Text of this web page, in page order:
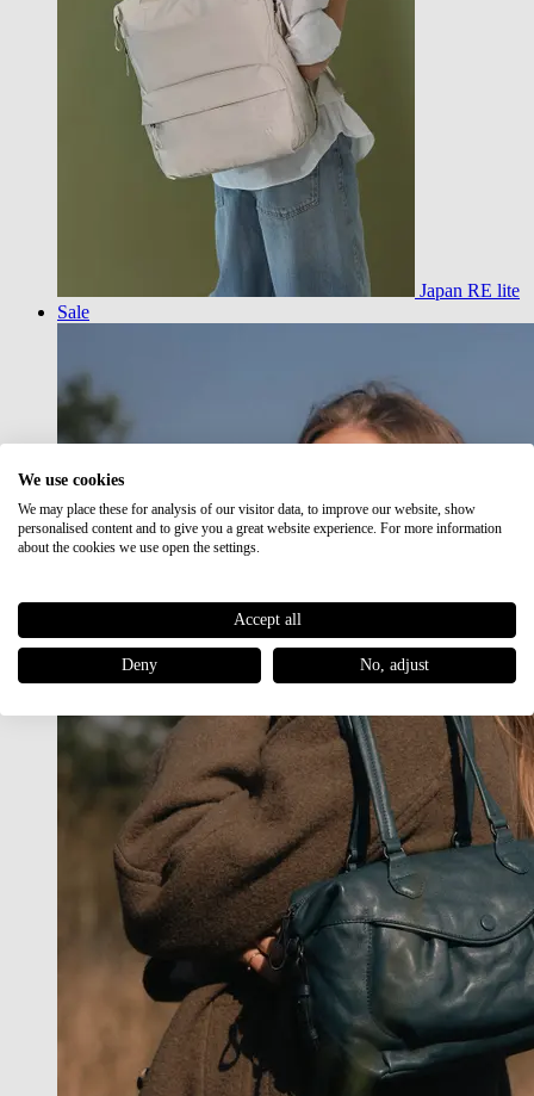
Japan RE lite
Sale
We use cookies
We may place these for analysis of our visitor data, to improve our website, show
personalised content and to give you a great website experience. For more information
about the cookies we use open the settings.
Accept all
Deny No, adjust